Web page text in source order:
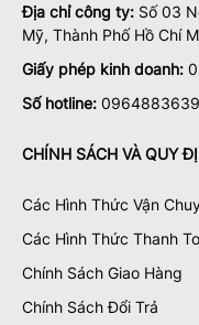
Địa chỉ công ty: Số 03
Mỹ, Thành Phố Hồ Chí
Giấy phép kinh doanh:
Số hotline: 0964883639
CHÍNH SÁCH VÀ QUY
Các Hình Thức Vận
Các Hình Thức Thanh
Chính Sách Giao Hàng
Chính Sách Đổi Trả